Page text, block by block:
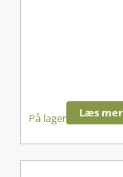
På lager Læs